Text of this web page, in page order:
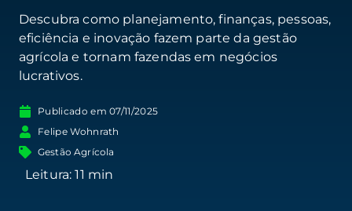
Descubra como planejamento, finanças, pessoas,
eficiência e inovação fazem parte da gestão
agrícola e tornam fazendas em negócios
lucrativos.
Publicado em 07/11/2025
Felipe Wohnrath
Gestão Agrícola